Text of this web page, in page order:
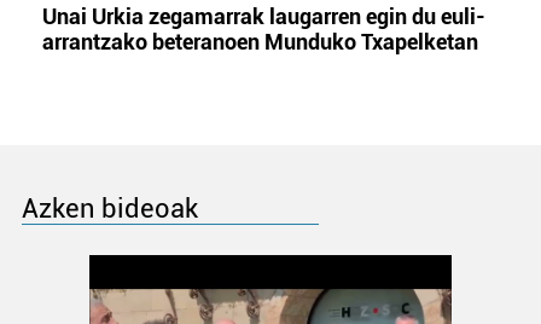
Unai Urkia zegamarrak laugarren egin du euli-
arrantzako beteranoen Munduko Txapelketan
Azken bideoak